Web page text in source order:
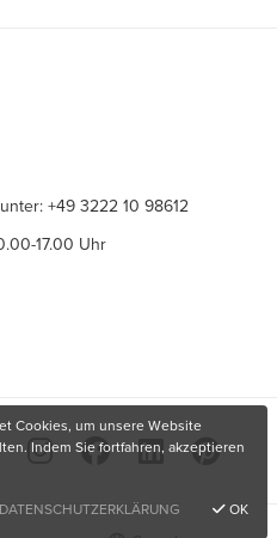
+49 3222 10 98612
17.00 Uhr
Cookies, um unsere Website
Indem Sie fortfahren, akzeptieren
DATENSCHUTZERKLÄRUNG
OK